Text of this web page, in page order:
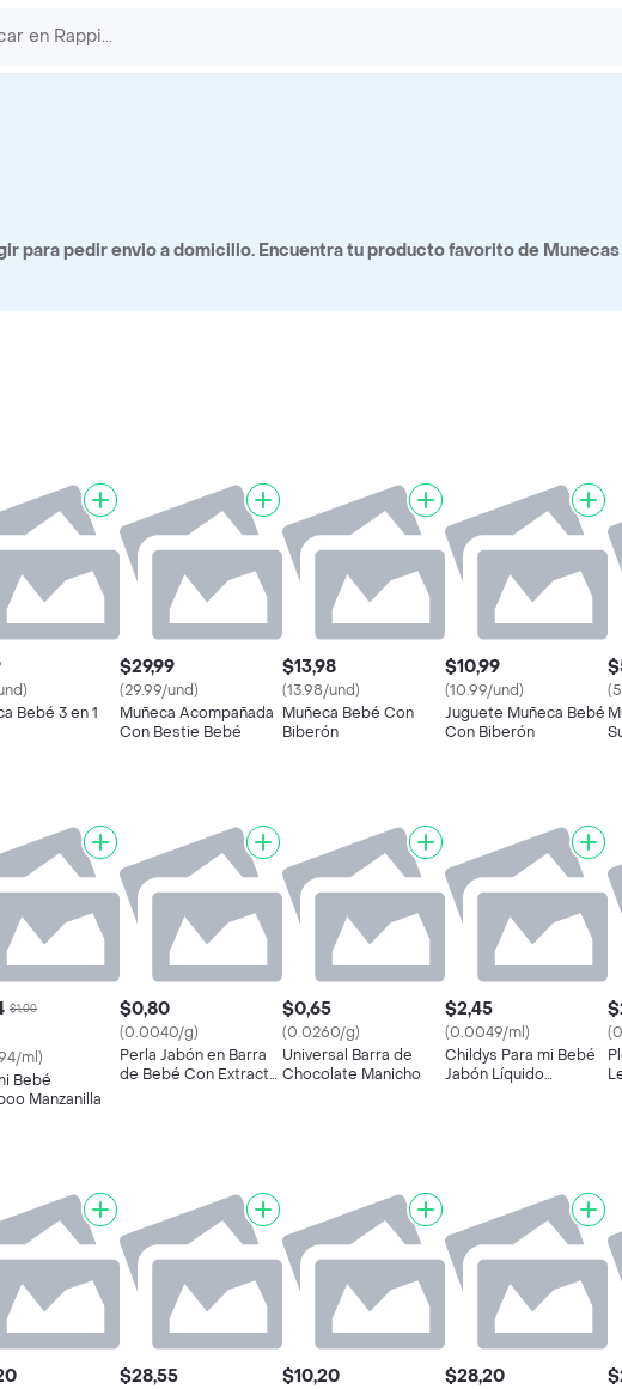
para pedir envio a domicilio. Encuentra tu producto favorito de
Bebé 3 en 1
$29,99
(29.99/und)
Muñeca Acompañada
Con Bestie Bebé
$13,98
(13.98/und)
Muñeca Bebé Con
Biberón
$10,99
(10.99/und)
Juguete Muñeca Bebé
Con Biberón
$1,00
ml)
Bebé
Manzanilla
$0,80
(0.0040/g)
Perla Jabón en Barra
de Bebé Con Extracto
$0,65
(0.0260/g)
Universal Barra de
Chocolate Manicho
$2,45
(0.0049/ml)
Childys Para mi Bebé
Jabón Líquido
$28,55 $10,20 $28,20